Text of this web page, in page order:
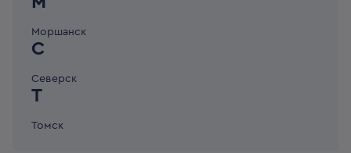
Моршанск
С
Северск
Т
Томск